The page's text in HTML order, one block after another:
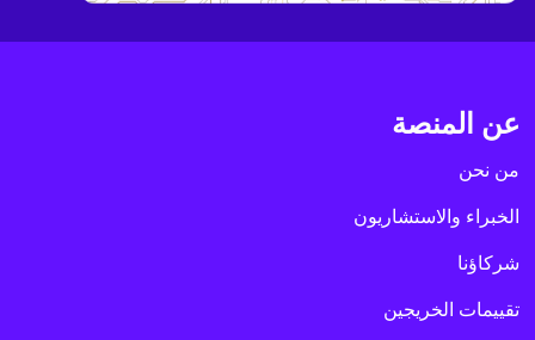
عن المنصة
من نحن
الخبراء والاستشاريون
شركاؤنا
تقييمات الخريجين